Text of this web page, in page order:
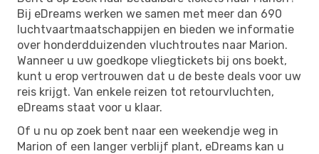
Bij eDreams werken we samen met meer dan 690
luchtvaartmaatschappijen en bieden we informatie
over honderdduizenden vluchtroutes naar Marion.
Wanneer u uw goedkope vliegtickets bij ons boekt,
kunt u erop vertrouwen dat u de beste deals voor uw
reis krijgt. Van enkele reizen tot retourvluchten,
eDreams staat voor u klaar.
Of u nu op zoek bent naar een weekendje weg in
Marion of een langer verblijf plant, eDreams kan u